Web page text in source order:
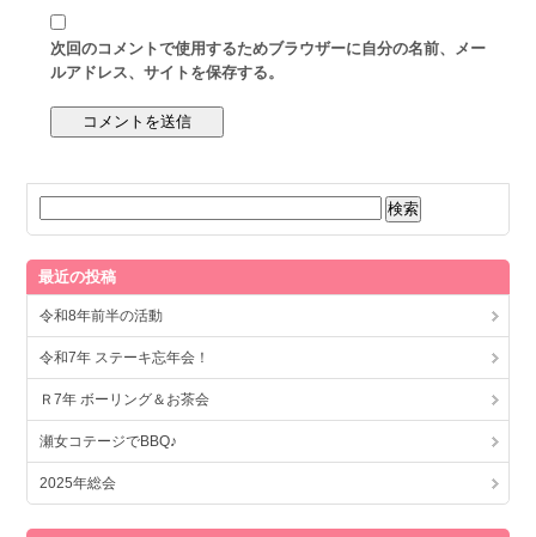
次回のコメントで使用するためブラウザーに自分の名前、メー
ルアドレス、サイトを保存する。
最近の投稿
令和8年前半の活動
令和7年 ステーキ忘年会！
Ｒ7年 ボーリング＆お茶会
瀬女コテージでBBQ♪
2025年総会